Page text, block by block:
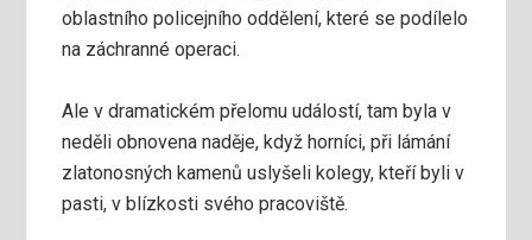
oblastního policejního oddělení, které se podílelo
na záchranné operaci.
Ale v dramatickém přelomu událostí, tam byla v
neděli obnovena naděje, když horníci, při lámání
zlatonosných kamenů uslyšeli kolegy, kteří byli v
pasti, v blízkosti svého pracoviště.